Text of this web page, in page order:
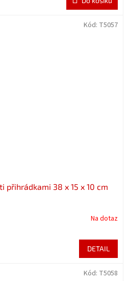
přihrádkami 38 x 15 x 10 cm
Na dotaz
DETAIL
Kód: T5057
Kód: T5058